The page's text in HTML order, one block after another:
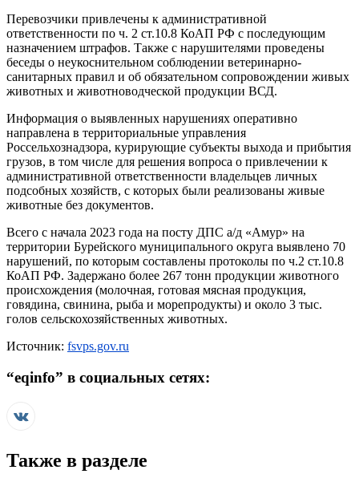
Перевозчики привлечены к административной
ответственности по ч. 2 ст.10.8 КоАП РФ с последующим
назначением штрафов. Также с нарушителями проведены
беседы о неукоснительном соблюдении ветеринарно-
санитарных правил и об обязательном сопровождении живых
животных и животноводческой продукции ВСД.
Информация о выявленных нарушениях оперативно
направлена в территориальные управления
Россельхознадзора, курирующие субъекты выхода и прибытия
грузов, в том числе для решения вопроса о привлечении к
административной ответственности владельцев личных
подсобных хозяйств, с которых были реализованы живые
животные без документов.
Всего с начала 2023 года на посту ДПС а/д «Амур» на
территории Бурейского муниципального округа выявлено 70
нарушений, по которым составлены протоколы по ч.2 ст.10.8
КоАП РФ. Задержано более 267 тонн продукции животного
происхождения (молочная, готовая мясная продукция,
говядина, свинина, рыба и морепродукты) и около 3 тыс.
голов сельскохозяйственных животных.
Источник: fsvps.gov.ru
“eqinfo” в социальных сетях:
Также в разделе